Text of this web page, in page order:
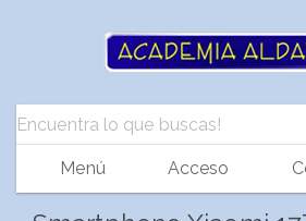
Menú Acceso